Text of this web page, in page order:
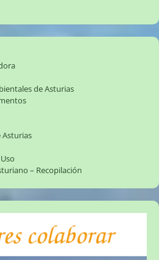
de Asturias
Asturias
– Recopilación